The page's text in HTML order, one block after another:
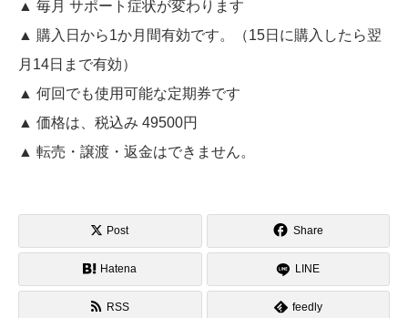
▲ 毎月 サポート症状が変わります
▲ 購入日から1か月間有効です。（15日に購入したら翌
月14日まで有効）
▲ 何回でも使用可能な定期券です
▲ 価格は、税込み 49500円
▲ 転売・譲渡・返金はできません。
Post Share
Hatena LINE
RSS feedly